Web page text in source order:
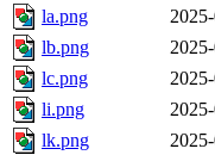
la.png
lb.png
lc.png
li.png
lk.png